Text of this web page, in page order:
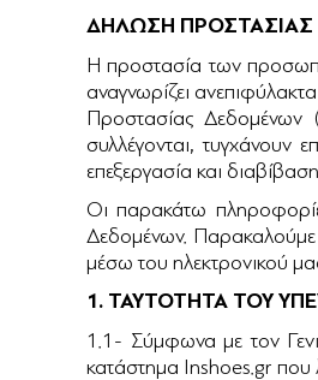
ΔΗΛΩΣΗ
Η προστασία των
αναγνωρίζει
Προστασίας
συλλέγονται, τυγχάνουν
επεξεργασία και
Οι παρακάτω
Δεδομένων. Παρακαλούμε
μέσω του ηλεκτρονικού
1. ΤΑΥΤΟΤΗΤΑ ΤΟΥ
1.1- Σύμφωνα με τον
κατάστημα Inshoes.gr που